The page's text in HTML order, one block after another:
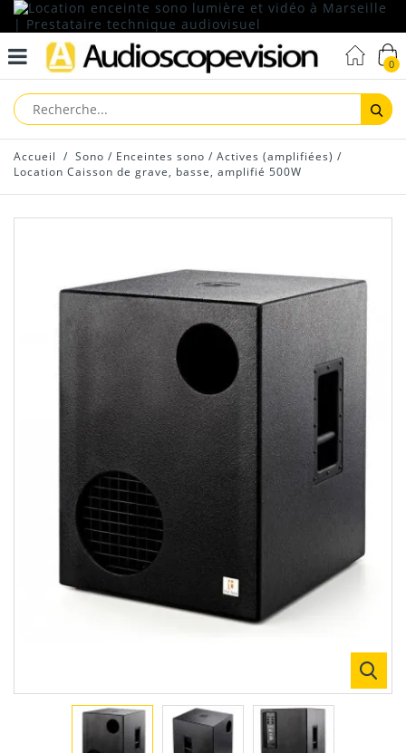
0
Accueil / Sono / Enceintes sono / Actives (amplifiées) /
Location Caisson de grave, basse, amplifié 500W